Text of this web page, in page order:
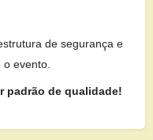
de segurança e
evento.
padrão de qualidade!